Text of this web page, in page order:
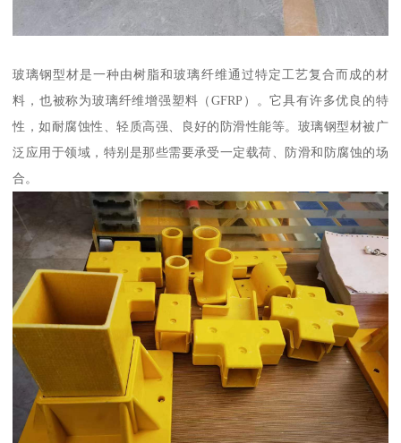
玻璃钢型材是一种由树脂和玻璃纤维通过特定工艺复合而成的材
料，也被称为玻璃纤维增强塑料（GFRP）。它具有许多优良的特
性，如耐腐蚀性、轻质高强、良好的防滑性能等。玻璃钢型材被广
泛应用于领域，特别是那些需要承受一定载荷、防滑和防腐蚀的场
合。